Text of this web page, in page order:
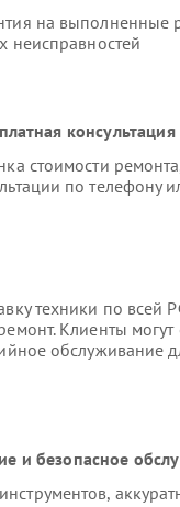
на выполненные
неисправностей
консультация
стоимости
по телефону
техники по всей
Клиенты могут
обслуживание
и безопасное